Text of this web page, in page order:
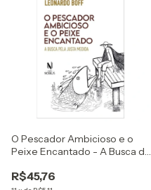
O Pescador Ambicioso e o
Peixe Encantado - A Busca da
R$45,76